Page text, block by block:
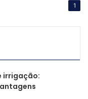
1
irrigação: